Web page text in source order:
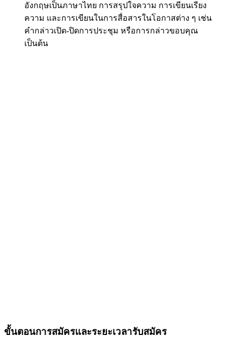
อังกฤษเป็นภาษาไทย การสรุปใจความ การเขียนเรียง
ความ และการเขียนในการสื่อสารในโอกาสต่าง ๆ เช่น
คำกล่าวเปิด-ปิดการประชุม หรือการกล่าวขอบคุณ
เป็นต้น
ขั้นตอนการสมัครและระยะเวลารับสมัคร